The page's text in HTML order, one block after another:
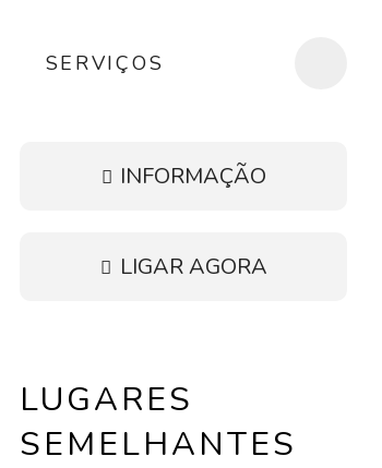
SERVIÇOS
INFORMAÇÃO
LIGAR AGORA
LUGARES
SEMELHANTES